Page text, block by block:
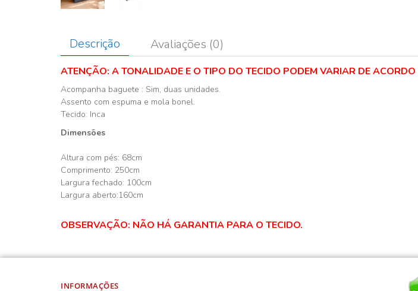
Descrição Avaliações (0)
ATENÇÃO: A TONALIDADE E O TIPO DO TECIDO PODEM VARIAR DE
Acompanha baguete : Sim, duas unidades.
Assento com espuma e mola bonel.
Tecido: Inca
Dimensões
Altura com pés: 68cm
Comprimento: 250cm
Largura fechado: 100cm
Largura aberto:160cm
OBSERVAÇÃO: NÃO HÁ GARANTIA PARA O TECIDO.
INFORMAÇÕES